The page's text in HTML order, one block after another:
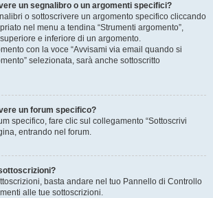
un segnalibro o un argomenti specifici?
o sottoscrivere un argomento specifico cliccando
nel menu a tendina “Strumenti argomento”,
e inferiore di un argomento.
con la voce “Avvisami via email quando si
selezionata, sarà anche sottoscritto
un forum specifico?
specifico, fare clic sul collegamento “Sottoscrivi
entrando nel forum.
basta andare nel tuo Pannello di Controllo
alle tue sottoscrizioni.